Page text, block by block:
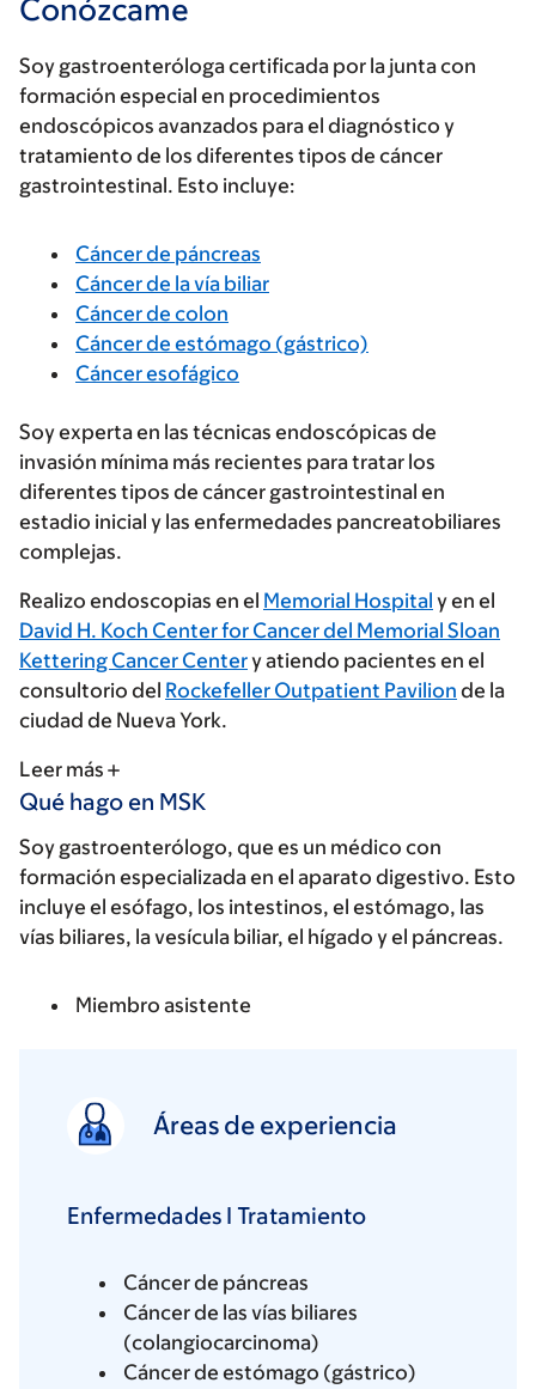
Conózcame
Soy gastroenteróloga certificada por la junta con
formación especial en procedimientos
endoscópicos avanzados para el diagnóstico y
tratamiento de los diferentes tipos de cáncer
gastrointestinal. Esto incluye:
Cáncer de páncreas
Cáncer de la vía biliar
Cáncer de colon
Cáncer de estómago (gástrico)
Cáncer esofágico
Soy experta en las técnicas endoscópicas de
invasión mínima más recientes para tratar los
diferentes tipos de cáncer gastrointestinal en
estadio inicial y las enfermedades pancreatobiliares
complejas.
Realizo endoscopias en el Memorial Hospital y en el
David H. Koch Center for Cancer del Memorial Sloan
Kettering Cancer Centery atiendo pacientes en el
consultorio del Rockefeller Outpatient Pavilion de la
ciudad de Nueva York.
Leer más
Qué hago en MSK
Soy gastroenterólogo, que es un médico con
formación especializada en el aparato digestivo. Esto
incluye el esófago, los intestinos, el estómago, las
vías biliares, la vesícula biliar, el hígado y el páncreas.
Miembro asistente
Áreas de experiencia
Enfermedades I Tratamiento
Cáncer de páncreas
Cáncer de las vías biliares
(colangiocarcinoma)
Cáncer de estómago (gástrico)